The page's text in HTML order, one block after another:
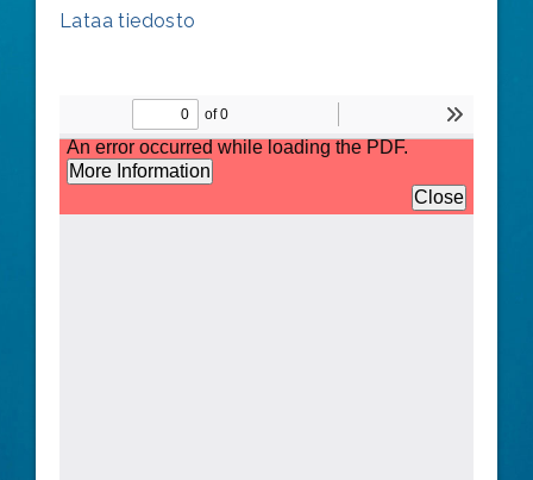
Lataa tiedosto